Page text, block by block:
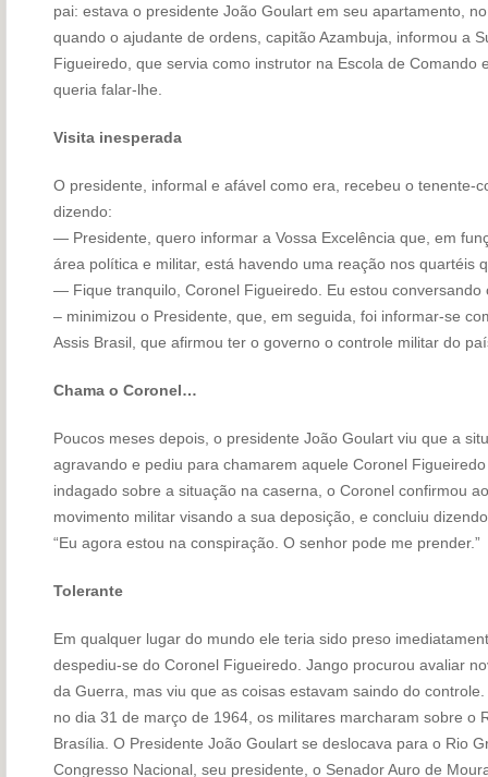
pai: estava o presidente João Goulart em seu apartamento,
quando o ajudante de ordens, capitão Azambuja, informou a
Figueiredo, que servia como instrutor na Escola de Comando
queria falar-lhe.
Visita inesperada
O presidente, informal e afável como era, recebeu o tenente-
dizendo:
— Presidente, quero informar a Vossa Excelência que, em
área política e militar, está havendo uma reação nos quartéis
— Fique tranquilo, Coronel Figueiredo. Eu estou conversando
– minimizou o Presidente, que, em seguida, foi informar-se
Assis Brasil, que afirmou ter o governo o controle militar do
Chama o Coronel…
Poucos meses depois, o presidente João Goulart viu que a
agravando e pediu para chamarem aquele Coronel
indagado sobre a situação na caserna, o Coronel confirmou
movimento militar visando a sua deposição, e concluiu
“Eu agora estou na conspiração. O senhor pode me prender.”
Tolerante
Em qualquer lugar do mundo ele teria sido preso
despediu-se do Coronel Figueiredo. Jango procurou avaliar
da Guerra, mas viu que as coisas estavam saindo do
no dia 31 de março de 1964, os militares marcharam sobre o
Brasília. O Presidente João Goulart se deslocava para o Rio
Congresso Nacional, seu presidente, o Senador Auro de